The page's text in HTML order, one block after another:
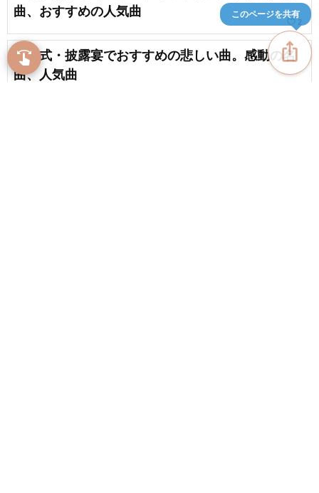
曲、おすすめの人気曲
favorite_border
結婚式・披露宴でおすすめの悲しい曲。感動の名
曲、人気曲
ios_share
このページを共有
swipe 指先で音楽をブラウズ